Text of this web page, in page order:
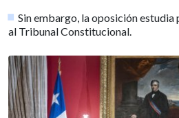
Sin embargo, la oposición
al Tribunal Constitucional.